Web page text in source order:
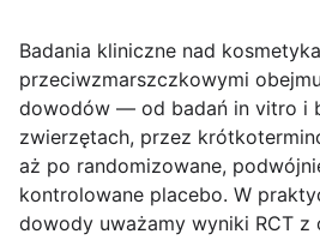
Badania kliniczne nad
przeciwzmarszczkowymi
dowodów — od badań in vitro i
zwierzętach, przez
aż po randomizowane,
kontrolowane placebo. W
dowody uważamy wyniki RCT z